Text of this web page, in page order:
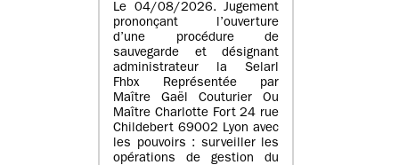
Le 04/08/2026. Jugement
prononçant l’ouverture
d’une procédure de
sauvegarde et désignant
administrateur la Selarl
Fhbx Représentée par
Maître Gaël Couturier Ou
Maître Charlotte Fort 24 rue
Childebert 69002 Lyon avec
les pouvoirs : surveiller les
opérations de gestion du